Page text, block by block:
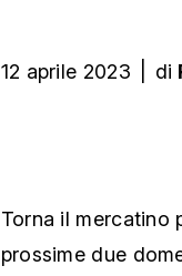
12 aprile 2023 di
Torna il mercatino
prossime due